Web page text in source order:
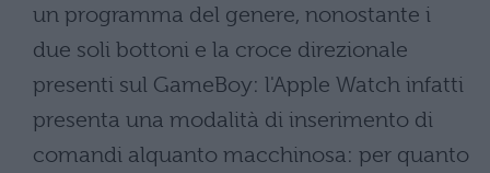
un programma del genere, nonostante i
due soli bottoni e la croce direzionale
presenti sul GameBoy: l'Apple Watch infatti
presenta una modalità di inserimento di
comandi alquanto macchinosa: per quanto